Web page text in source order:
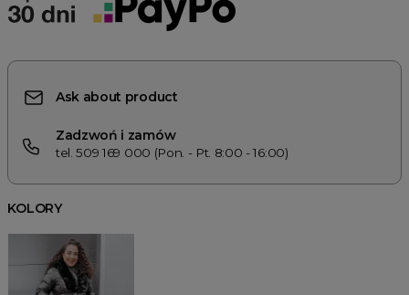
Ask about product
Zadzwoń i zamów
tel. 509 169 000 (Pon. - Pt. 8:00 - 16:00)
KOLORY